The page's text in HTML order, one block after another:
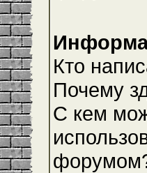
Кто
Почему
С кем